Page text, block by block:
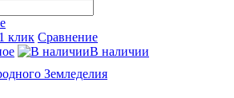
клик Сравнение
В наличии
Земледелия